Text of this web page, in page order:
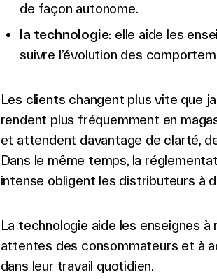
de façon autonome.
la technologie: elle aide les
suivre l’évolution des
Les clients changent plus vite que
rendent plus fréquemment en
et attendent davantage de clarté,
Dans le même temps, la
intense obligent les distributeurs à
La technologie aide les enseignes
attentes des consommateurs et à
dans leur travail quotidien.